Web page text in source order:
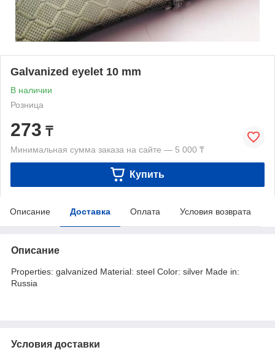
Galvanized eyelet 10 mm
В наличии
Розница
273 ₸
Минимальная сумма заказа на сайте — 5 000 ₸
Купить
Описание Доставка Оплата Условия возврата
Описание
Properties: galvanized Material: steel Color: silver Made in:
Russia
Условия доставки